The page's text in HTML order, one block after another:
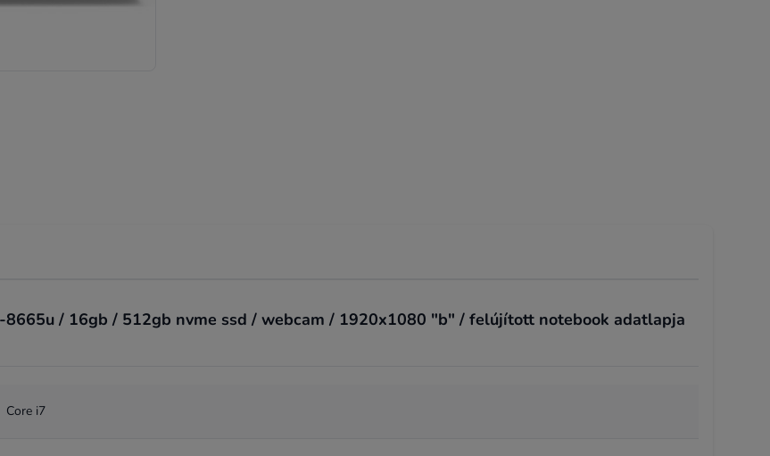
/ 16gb / 512gb nvme ssd / webcam / 1920x1080 "b" / felújított notebook adatlapja
Core i7